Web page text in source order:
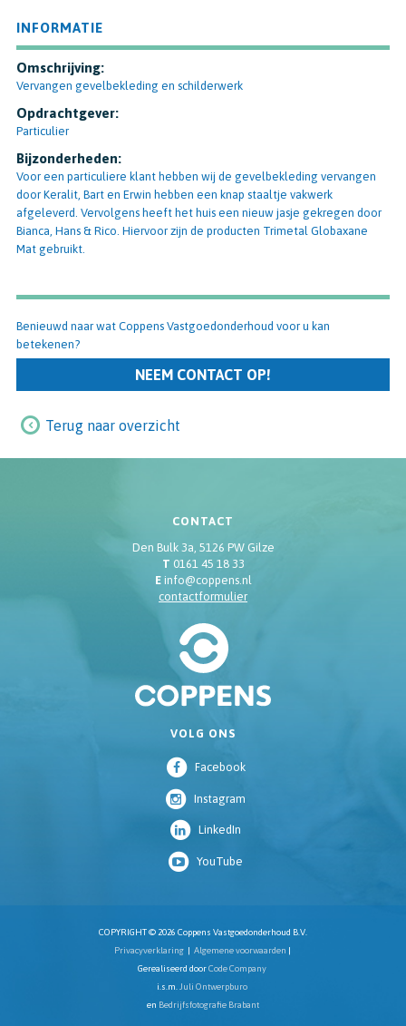
INFORMATIE
Omschrijving:
Vervangen gevelbekleding en schilderwerk
Opdrachtgever:
Particulier
Bijzonderheden:
Voor een particuliere klant hebben wij de gevelbekleding vervangen
door Keralit, Bart en Erwin hebben een knap staaltje vakwerk
afgeleverd. Vervolgens heeft het huis een nieuw jasje gekregen door
Bianca, Hans & Rico. Hiervoor zijn de producten Trimetal Globaxane
Mat gebruikt.
Benieuwd naar wat Coppens Vastgoedonderhoud voor u kan
betekenen?
NEEM CONTACT OP!
Terug naar overzicht
CONTACT
Den Bulk 3a, 5126 PW Gilze
T 0161 45 18 33
Einfo@coppens.nl
contactformulier
VOLG ONS
Facebook
Instagram
LinkedIn
YouTube
COPYRIGHT © 2026 Coppens Vastgoedonderhoud B.V.
Privacyverklaring| Algemene voorwaarden |
Gerealiseerd doorCode Company
i.s.m.
Juli Ontwerpburo
en Bedrijfsfotografie Brabant